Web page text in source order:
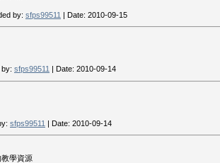
by: sfps99511 | Date: 2010-09-15
by: sfps99511 Date: 2010-09-14
sfps99511 | Date: 2010-09-14
學資源